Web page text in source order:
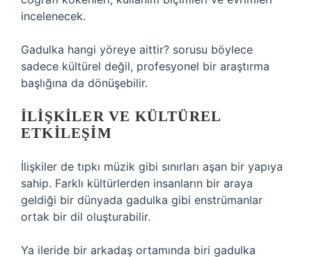
incelenecek.
Gadulka hangi yöreye aittir? sorusu böylece
sadece kültürel değil, profesyonel bir araştırma
başlığına da dönüşebilir.
İLIŞKILER VE KÜLTÜREL
ETKILEŞIM
İlişkiler de tıpkı müzik gibi sınırları aşan bir yapıya
sahip. Farklı kültürlerden insanların bir araya
geldiği bir dünyada gadulka gibi enstrümanlar
ortak bir dil oluşturabilir.
Ya ileride bir arkadaş ortamında biri gadulka